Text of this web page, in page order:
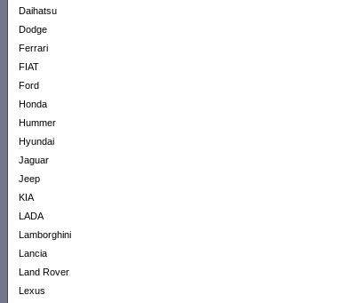
Daihatsu
Dodge
Ferrari
FIAT
Ford
Honda
Hummer
Hyundai
Jaguar
Jeep
KIA
LADA
Lamborghini
Lancia
Land Rover
Lexus